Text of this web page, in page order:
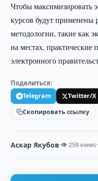
Чтобы максимизировать
курсов будут применены
методологии, такие как
на местах,
электронного
Поделиться:
Telegram Twitter/X
Скопировать ссылку
Аскар Якубов·👁 259 views·